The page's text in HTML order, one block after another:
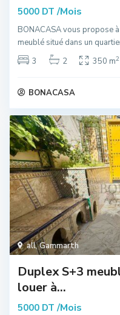
5000 DT/Mois
BONACASA vous propose
meublé situé dans un
3
2 350 m2
BONACASA
all,Gammarth
Duplex S+3
louer à...
5000 DT/Mois